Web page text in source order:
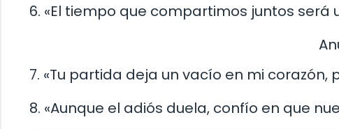
6. «El tiempo que compartimos juntos
7. «Tu partida deja un vacío en mi
8. «Aunque el adiós duela, confío en que